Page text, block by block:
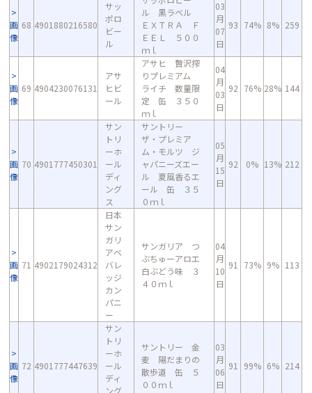
画
像
68 4901880216580
サッ
ポロ
ビー
ル
ル 黒ラベル
ＥＸＴＲＡ Ｆ
ＥＥＬ ５００
ｍｌ
03
月
07
日
93 74% 8% 259
画
像
69 4904230076131
アサ
ヒビ
ール
アサヒ 贅沢搾
りプレミアム
ライチ 数量限
定 缶 ３５０
ｍｌ
04
月
03
日
92 76% 28% 144
画
像
70 4901777450301
サン
トリ
ーホ
ール
ディ
ング
ス
サントリー
ザ・プレミア
ム・モルツ ジ
ャパニーズエー
ル 夏風香るエ
ール 缶 ３５
０ｍｌ
05
月
15
日
92 0% 13% 212
画
像
71 4902179024312
日本
サン
ガリ
アベ
バレ
ッジ
カン
パニ
ー
サンガリア つ
ぶちゅーアロエ
白ぶどう味 ３
４０ｍｌ
04
月
10
日
91 73% 9% 113
画
像
72 4901777447639
サン
トリ
ーホ
ール
ディ
ング
サントリー 金
麦 陽だまりの
散歩道 缶 ５
００ｍｌ
03
月
06
日
91 99% 6% 214